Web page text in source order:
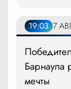
19:03 7
Барнаула
мечты